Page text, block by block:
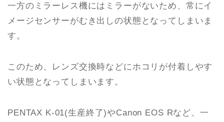
一方のミラーレス機にはミラーがないため、常にイ
メージセンサーがむき出しの状態となってしまいま
す。
このため、レンズ交換時などにホコリが付着しやす
い状態となってしまいます。
PENTAX K-01(生産終了)やCanon EOS Rなど、一